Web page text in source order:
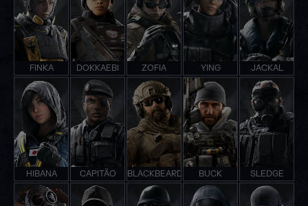
FINKA DOKKAEBI ZOFIA YING JACKAL
HIBANA CAPITÃO BLACKBEARD BUCK SLEDGE